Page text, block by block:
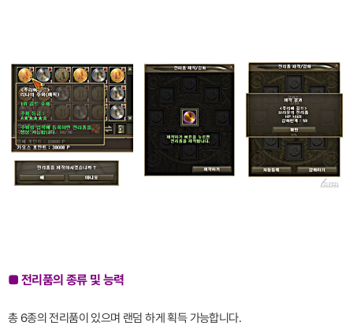
■ 전리품의 종류 및 능력
총 6종의 전리품이 있으며 랜덤 하게 획득 가능합니다.